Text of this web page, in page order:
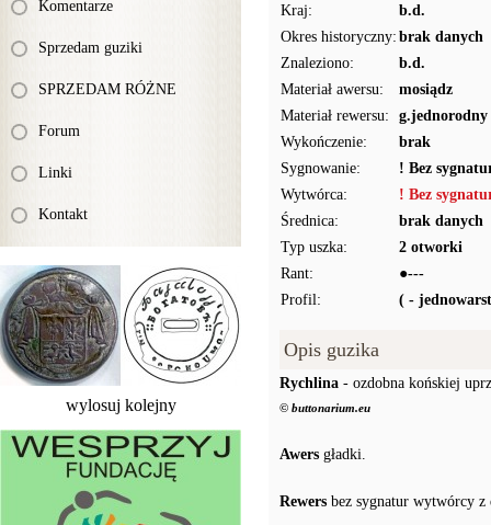
Komentarze
Sprzedam guziki
SPRZEDAM RÓŻNE
Forum
Linki
Kontakt
wylosuj kolejny
Kraj:
b.d.
Okres historyczny: brak danych
Znaleziono:
b.d.
Materiał awersu:
mosiądz
Materiał rewersu:
g.jednorodny
Wykończenie:
brak
Sygnowanie:
! Bez
Wytwórca:
! Bez
Średnica:
brak danych
Typ uszka:
2 otworki
Rant:
●---
Profil:
( -
Opis guzika
Rychlina - ozdobna końskiej
© buttonarium.eu
Awers gładki.
Rewers bez sygnatur wytwórcy